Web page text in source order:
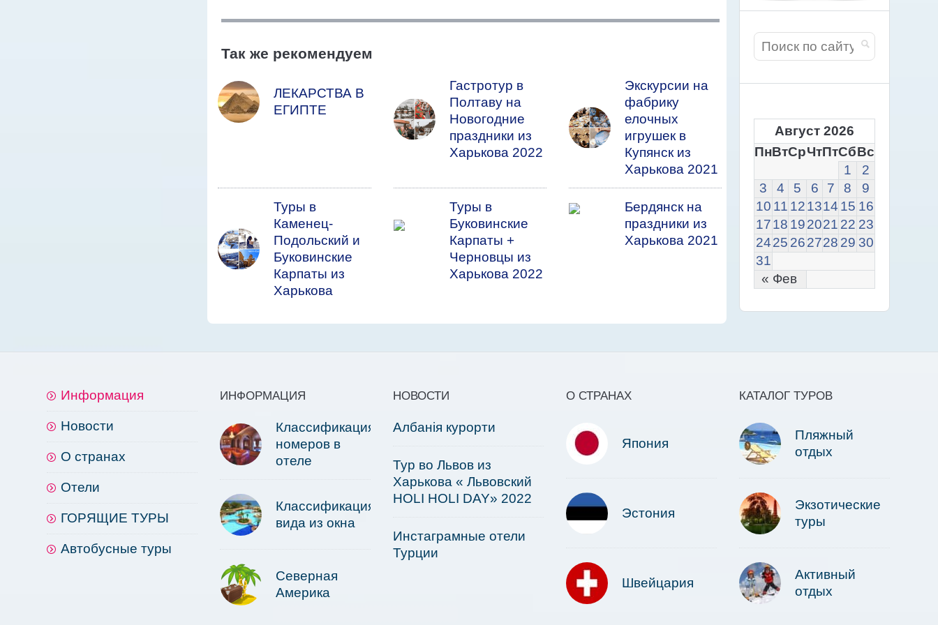
Так же рекомендуем
ЛЕКАРСТВА В
ЕГИПТЕ
Гастротур в
Полтаву на
Новогодние
праздники из
Харькова 2022
Экскурсии на
фабрику
елочных
игрушек в
Купянск из
Харькова 2021
Туры в
Каменец-
Подольский и
Буковинские
Карпаты из
Харькова
Туры в
Буковинские
Карпаты +
Черновцы из
Харькова 2022
Бердянск на
праздники из
Харькова 2021
Август 2026
ПнВтСрЧтПтСбВс
« Фев
1
2
3
4 5 6 7 8
9
10 11 121314 15 16
1718 192021 22 23
2425 262728 29 30
31
Информация
Новости
О странах
Отели
ГОРЯЩИЕ ТУРЫ
Автобусные туры
ИНФОРМАЦИЯ
Классификация
номеров в
отеле
Классификация
вида из окна
Северная
Америка
НОВОСТИ
Албанія курорти
Тур во Львов из
Харькова « Львовский
HOLI HOLI DAY» 2022
Инстаграмные отели
Турции
О СТРАНАХ
Япония
Эстония
Швейцария
КАТАЛОГ ТУРОВ
Пляжный
отдых
Экзотические
туры
Активный
отдых